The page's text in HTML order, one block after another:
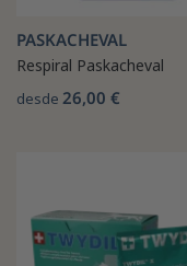
PASKACHEVAL
Respiral Paskacheval
desde 26,00 €